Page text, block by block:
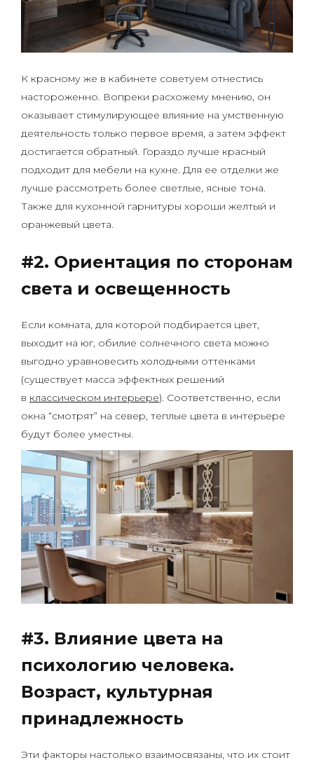
К красному же в кабинете советуем отнестись
настороженно. Вопреки расхожему мнению, он
оказывает стимулирующее влияние на умственную
деятельность только первое время, а затем эффект
достигается обратный. Гораздо лучше красный
подходит для мебели на кухне. Для ее отделки же
лучше рассмотреть более светлые, ясные тона.
Также для кухонной гарнитуры хороши желтый и
оранжевый цвета.
#2. Ориентация по сторонам
света и освещенность
Если комната, для которой подбирается цвет,
выходит на юг, обилие солнечного света можно
выгодно уравновесить холодными оттенками
(существует масса эффектных решений
в классическом интерьере). Соответственно, если
окна “смотрят” на север, теплые цвета в интерьере
будут более уместны.
#3. Влияние цвета на
психологию человека.
Возраст, культурная
принадлежность
Эти факторы настолько взаимосвязаны, что их стоит